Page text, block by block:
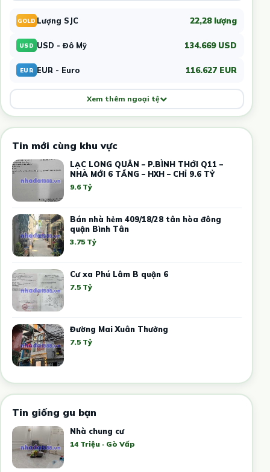
GOLD Lượng SJC 22,28 lượng
USD USD - Đô Mỹ 134.669 USD
EUR EUR - Euro 116.627 EUR
Xem thêm ngoại tệ
Tin mới cùng khu vực
LẠC LONG QUÂN – P.BÌNH THỚI Q11 –
NHÀ MỚI 6 TẦNG – HXH – CHỈ 9.6 TỶ
9.6 Tỷ
Bán nhà hẻm 409/18/28 tân hòa đông
quận Bình Tân
3.75 Tỷ
Cư xa Phú Lâm B quận 6
7.5 Tỷ
Đường Mai Xuân Thưởng
7.5 Tỷ
Tin giống gu bạn
Nhà chung cư
14 Triệu · Gò Vấp